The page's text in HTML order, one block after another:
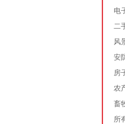
电
二
风
安
房
农
畜
所